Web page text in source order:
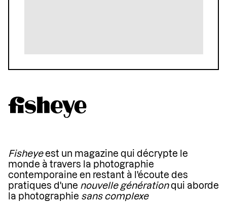
Fisheyeest un magazine qui décrypte le
monde à travers la photographie
contemporaine en restant à l'écoute des
pratiques d'une nouvelle générationqui aborde
la photographie sans complexe